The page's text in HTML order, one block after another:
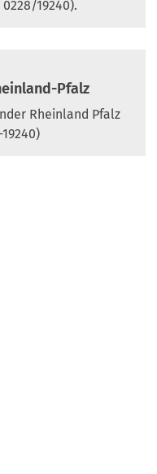
19240).
Pfalz
Rheinland Pfalz